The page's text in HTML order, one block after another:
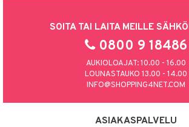
SOITA TAI LAITA MEILLE
0800 9 18486
AUKIOLOAJAT: 10.00 - 16.00
LOUNASTAUKO 13.00 - 14.00
INFO@SHOPPING4NET.COM
ASIAKASPALVELU